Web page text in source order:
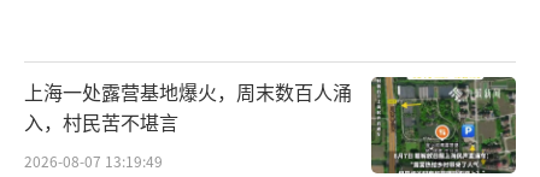
上海一处露营基地爆火，周末数百人涌
入，村民苦不堪言
2026-08-07 13:19:49